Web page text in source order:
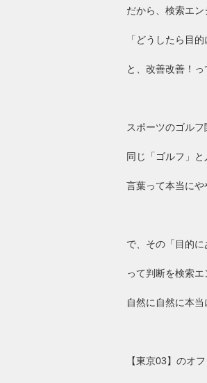
だから、検索エ
「どうしたら目
と、改善改善！っ
スポーツのゴル
同じ「ゴルフ」と
言葉って本当にや
で、その「目的に
って判断を検索エ
自然に自然に本
【東京03】のオ